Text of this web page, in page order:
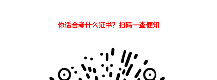
你适合考什么证书？扫码一查便知